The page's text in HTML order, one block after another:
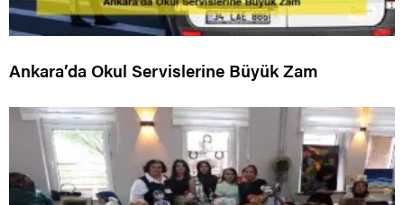
Ankara’da Okul Servislerine Büyük Zam